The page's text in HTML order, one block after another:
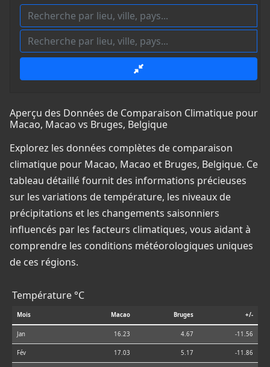
Aperçu des Données de Comparaison Climatique pour
Macao, Macao vs Bruges, Belgique
Explorez les données complètes de comparaison
climatique pour Macao, Macao et Bruges, Belgique. Ce
tableau détaillé fournit des informations précieuses
sur les variations de température, les niveaux de
précipitations et les changements saisonniers
influencés par les facteurs climatiques, vous aidant à
comprendre les conditions météorologiques uniques
de ces régions.
Température °C
Mois Macao Bruges +/-
Jan 16.23 4.67 -11.56
Fév 17.03 5.17 -11.86